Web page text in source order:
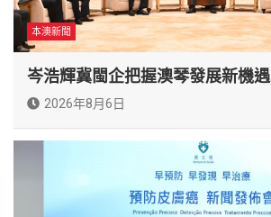
本澳新聞
岑浩輝冀閩企把握澳琴發展新機遇
2026年8月6日